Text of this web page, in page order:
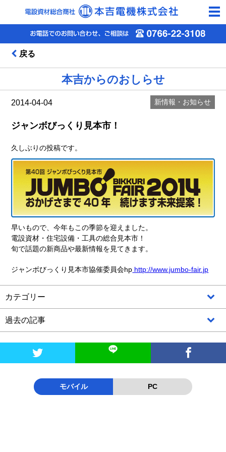
戻る
本吉からのおしらせ
2014-04-04 新情報・お知らせ
ジャンボびっくり見本市！
久しぶりの投稿です。
早いもので、今年もこの季節を迎えました。
電設資材・住宅設備・工具の総合見本市！
旬で話題の新商品や最新情報を見てきます。
ジャンボびっくり見本市協催委員会hp http://www.jumbo-fair.jp
カテゴリー
過去の記事
 
モバイル PC